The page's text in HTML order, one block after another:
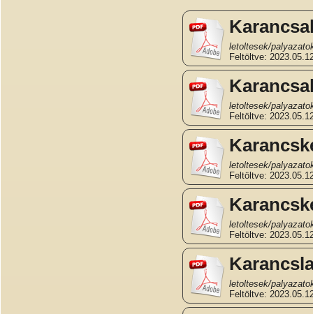
letoltesek/
Feltöltve:
letoltesek/
Feltöltve:
letoltesek/
Feltöltve:
letoltesek/
Feltöltve:
letoltesek/
Feltöltve: